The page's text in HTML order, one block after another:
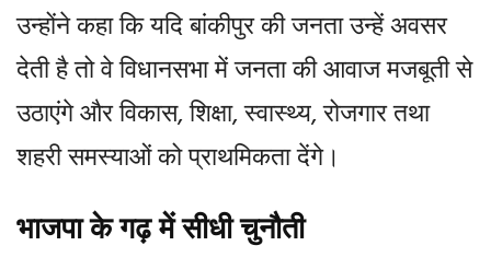
उन्होंने कहा कि यदि बांकीपुर की जनता उन्हें अवसर
देती है तो वे विधानसभा में जनता की आवाज मजबूती से
उठाएंगे और विकास, शिक्षा, स्वास्थ्य, रोजगार तथा
शहरी समस्याओं को प्राथमिकता देंगे।
भाजपा के गढ़ में सीधी चुनौती